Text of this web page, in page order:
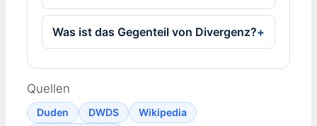
Was ist das Gegenteil von Divergenz?
Quellen
Duden DWDS
Wikipedia